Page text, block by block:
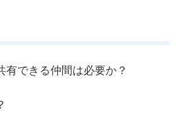
有できる仲間は必要か？